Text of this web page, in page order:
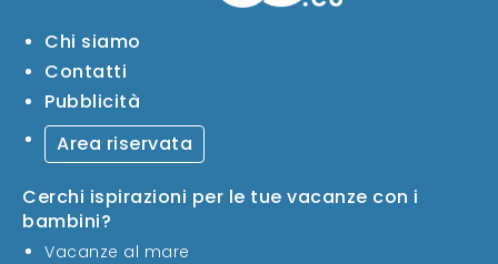
Chi siamo
Contatti
Pubblicità
Area riservata
Cerchi ispirazioni per le tue vacanze con i
bambini?
Vacanze al mare